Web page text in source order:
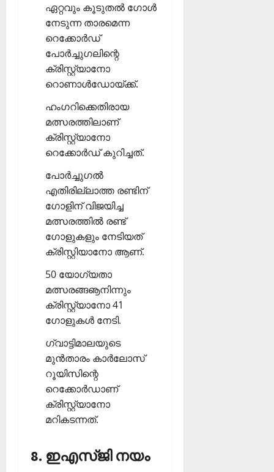
ഏറ്റവും കൂടുതല്‍ ഗോള്‍
നേടുന്ന താരമെന്ന
റെക്കോര്‍ഡ്
പോര്‍ച്ചുഗലിന്റെ
ക്രിസ്റ്റ്യാനോ
റൊണാള്‍ഡോയ്ക്ക്.
ഹംഗറിക്കെതിരായ
മത്സരത്തിലാണ്
ക്രിസ്റ്റ്യാനോ
റെക്കോര്‍ഡ് കുറിച്ചത്.
പോര്‍ച്ചുഗല്‍
എതിരില്ലാത്ത രണ്ടിന്
ഗോളിന് വിജയിച്ച
മത്സരത്തില്‍ രണ്ട്
ഗോളുകളും നേടിയത്
ക്രിസ്റ്റിയാനോ ആണ്.
50 യോഗ്യതാ
മത്സരങ്ങൡനിന്നും
ക്രിസ്റ്റ്യാനോ 41
ഗോളുകള്‍ നേടി.
ഗ്വാട്ടിമാലയുടെ
മുന്‍താരം കാര്‍ലോസ്
റൂയിസിന്റെ
റെക്കോര്‍ഡാണ്
ക്രിസ്റ്റ്യാനോ
മറികടന്നത്.
8. ഇഎസ്ജി നയം